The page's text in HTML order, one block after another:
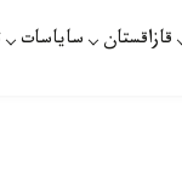
قازاقستان ساياسات